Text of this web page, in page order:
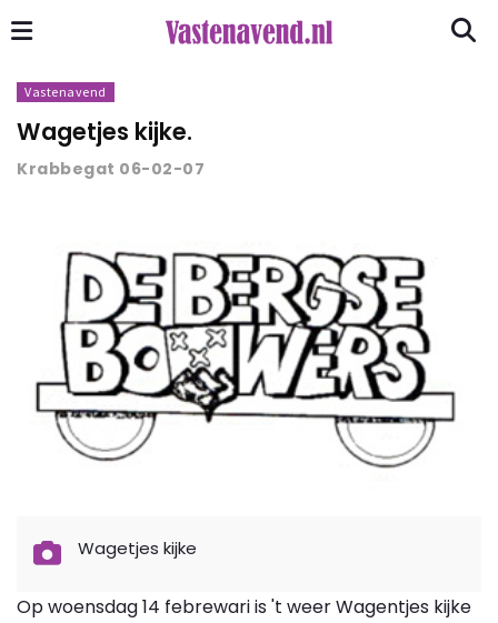
Vastenavend
Wagetjes kijke.
Krabbegat 06-02-07
Wagetjes kijke
Op woensdag 14 febrewari is 't weer Wagentjes kijke